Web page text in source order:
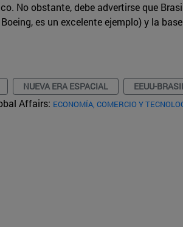
No obstante, debe advertirse que
es un excelente ejemplo) y la
NUEVA ERA ESPACIAL EEUU-
Affairs: ECONOMÍA, COMERCIO Y